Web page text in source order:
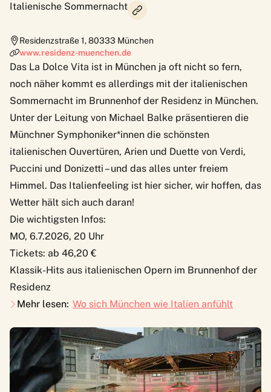
Italienische Sommernacht
Residenzstraße 1,80333 München
www.residenz-muenchen.de
Das La Dolce Vita ist in München ja oft nicht so fern,
noch näher kommt es allerdings mit der italienischen
Sommernacht im Brunnenhof der Residenz in München.
Unter der Leitung von Michael Balke präsentieren die
Münchner Symphoniker*innen die schönsten
italienischen Ouvertüren, Arien und Duette von Verdi,
Puccini und Donizetti – und das alles unter freiem
Himmel. Das Italienfeeling ist hier sicher, wir hoffen, das
Wetter hält sich auch daran!
Die wichtigsten Infos:
MO, 6.7.2026, 20 Uhr
Tickets: ab 46,20 €
Klassik-Hits aus italienischen Opern im Brunnenhof der
Residenz
Mehr lesen: Wo sich München wie Italien anfühlt